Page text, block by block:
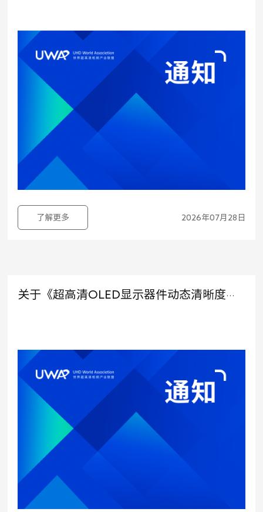
了解更多 2026年07月28日
关于《超高清OLED显示器件动态清晰度测试方法》征求意见稿公示的通知